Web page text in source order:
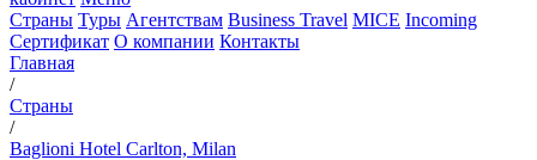
Страны Туры Агентствам Business Travel MICE Incoming
Сертификат О компании Контакты
Главная
/
Страны
/
Baglioni Hotel Carlton, Milan